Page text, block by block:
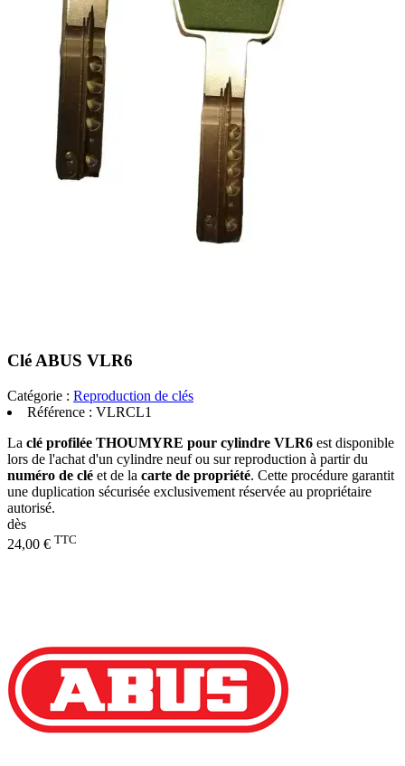
Clé ABUS VLR6
Catégorie : Reproduction de clés
Référence : VLRCL1
La clé profilée THOUMYRE pour cylindre VLR6 est disponible
lors de l'achat d'un cylindre neuf ou sur reproduction à partir du
numéro de clé et de la carte de propriété. Cette procédure garantit
une duplication sécurisée exclusivement réservée au propriétaire
autorisé.
dès
24,00 € TTC